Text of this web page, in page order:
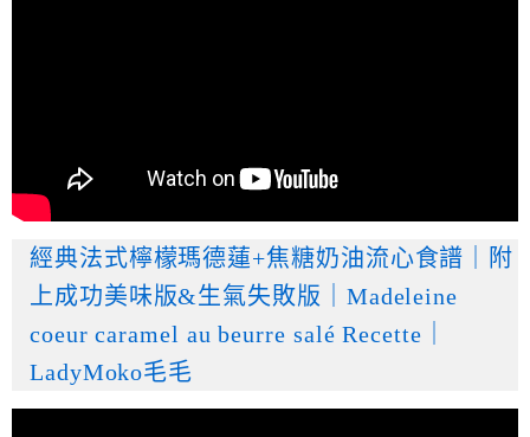
經典法式檸檬瑪德蓮+焦糖奶油流心食譜｜附
上成功美味版&生氣失敗版｜Madeleine
coeur caramel au beurre salé Recette｜
LadyMoko毛毛